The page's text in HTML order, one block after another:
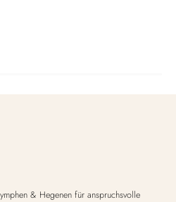
& Hegenen für anspruchsvolle